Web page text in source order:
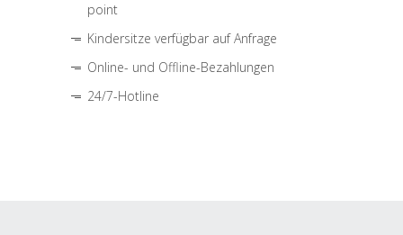
point
Kindersitze verfügbar auf Anfrage
Online- und Offline-Bezahlungen
24/7-Hotline